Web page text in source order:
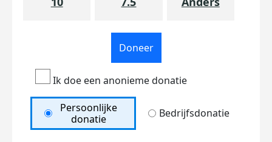
Doneer
Ik doe een anonieme donatie
Persoonlijke
donatie
Bedrijfsdonatie